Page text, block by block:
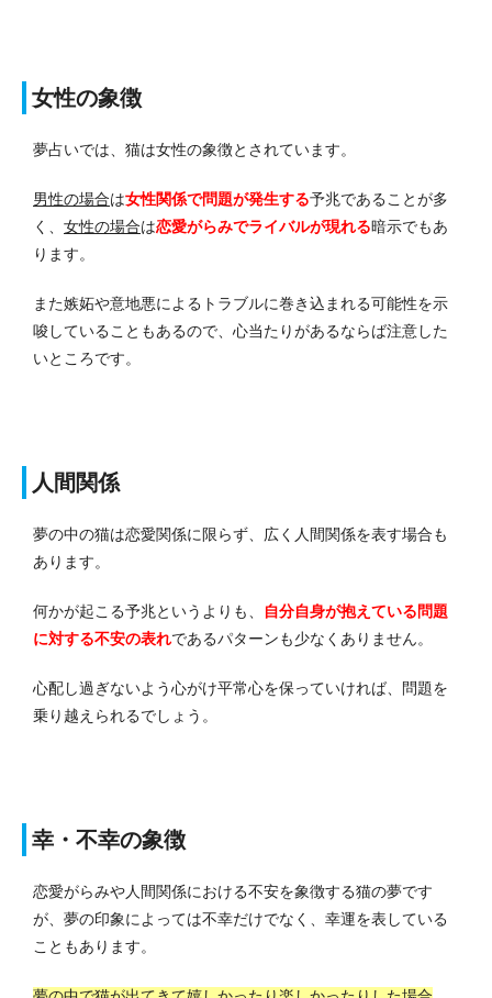
女性の象徴
夢占いでは、猫は女性の象徴とされています。
男性の場合は女性関係で問題が発生する予兆であることが多
く、 女性の場合は恋愛がらみでライバルが現れる暗示でもあ
ります。
また嫉妬や意地悪によるトラブルに巻き込まれる可能性を示
唆していることもあるので、心当たりがあるならば注意した
いところです。
人間関係
夢の中の猫は恋愛関係に限らず、広く人間関係を表す場合も
あります。
何かが起こる予兆というよりも、
自分自身が抱えている問題
に対する不安の表れであるパターンも少なくありません。
心配し過ぎないよう心がけ平常心を保っていければ、問題を
乗り越えられるでしょう。
幸・不幸の象徴
恋愛がらみや人間関係における不安を象徴する猫の夢です
が、夢の印象によっては不幸だけでなく、幸運を表している
こともあります。